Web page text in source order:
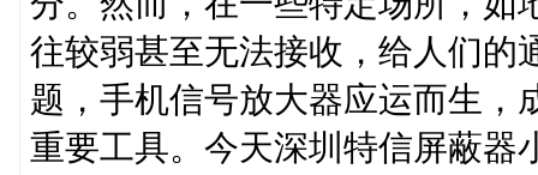
往较弱甚至无法接收，给人们的
题，手机信号放大器应运而生，
重要工具。今天深圳特信屏蔽器